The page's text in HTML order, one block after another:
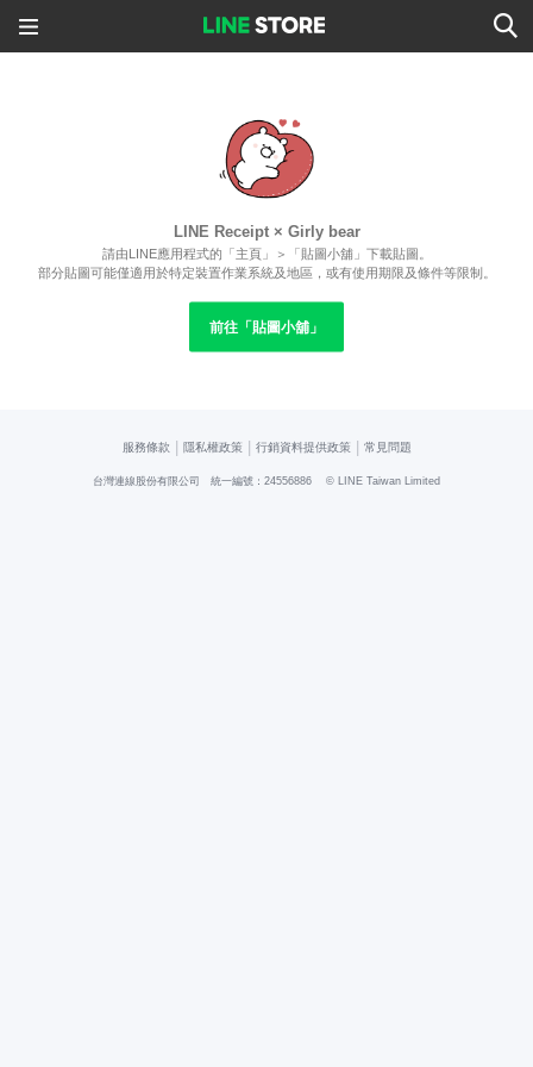
LINE Receipt × Girly bear
請由LINE應用程式的「主頁」＞「貼圖小舖」下載貼圖。
部分貼圖可能僅適用於特定裝置作業系統及地區，或有使用期限及條件等限制。
前往「貼圖小舖」
服務條款 隱私權政策 行銷資料提供政策 常見問題
台灣連線股份有限公司 統一編號：24556886 © LINE Taiwan Limited